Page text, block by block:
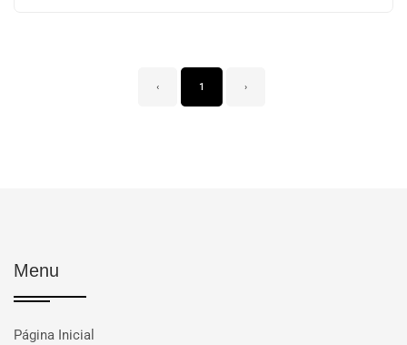
‹ 1 ›
Menu
Página Inicial